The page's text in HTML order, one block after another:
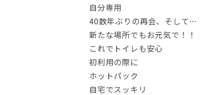
自分専用
40数年ぶりの再会、そして…
新たな場所でもお元気で！！
これでトイレも安心
初利用の際に
ホットパック
自宅でスッキリ